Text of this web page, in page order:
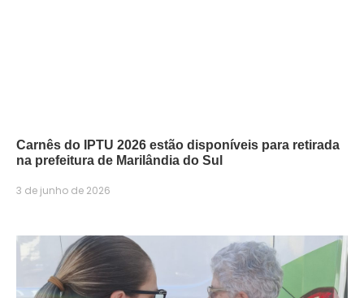
Carnês do IPTU 2026 estão disponíveis para retirada
na prefeitura de Marilândia do Sul
3 de junho de 2026